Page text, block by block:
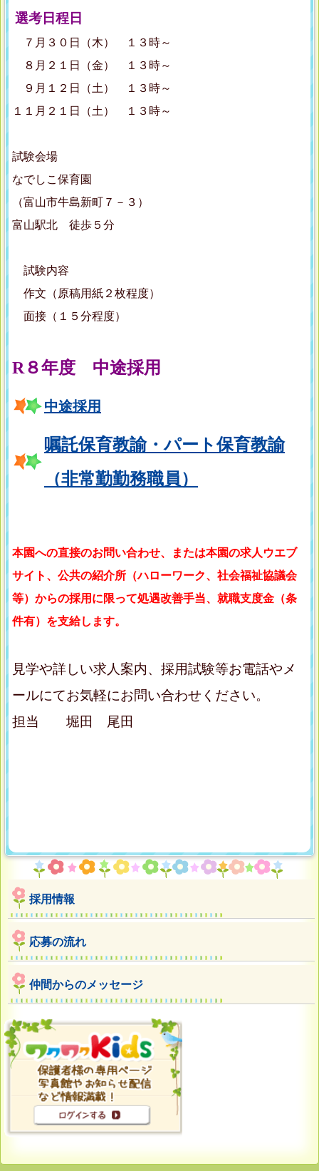
選考日程日
７月３０日（木） １３時～
８月２１日（金） １３時～
９月１２日（土） １３時～
１１月２１日（土） １３時～
試験会場
なでしこ保育園
（富山市牛島新町７－３）
富山駅北 徒歩５分
試験内容
作文（原稿用紙２枚程度）
面接（１５分程度）
R８年度 中途採用
中途採用
嘱託保育教諭・パート保育教諭
（非常勤勤務職員）
本園への直接のお問い合わせ、または本園の求人ウエブ
サイト、公共の紹介所（ハローワーク、社会福祉協議会
等）からの採用に限って処遇改善手当、 就職支度金（条
件有）を支給します。
見学や詳しい求人案内、採用試験等お電話やメ
ールにてお気軽にお問い合わせください。
担当 堀田 尾田
採用情報
応募の流れ
仲間からのメッセージ